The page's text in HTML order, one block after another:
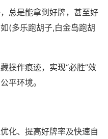
总是能拿到好牌，甚至好
(多乐跑胡子,白金岛跑胡
操作痕迹，实现“必胜”效
平环境。
化、提高好牌率及快速自